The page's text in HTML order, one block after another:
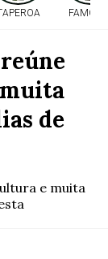
de
e muita